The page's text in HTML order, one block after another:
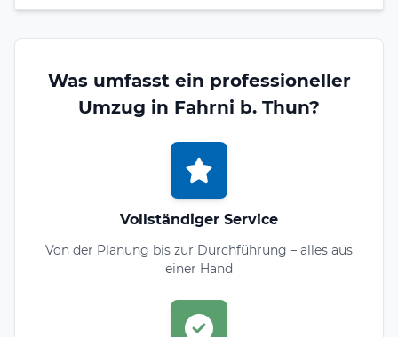
Was umfasst ein professioneller
Umzug in Fahrni b. Thun?
Vollständiger Service
Von der Planung bis zur Durchführung – alles aus
einer Hand